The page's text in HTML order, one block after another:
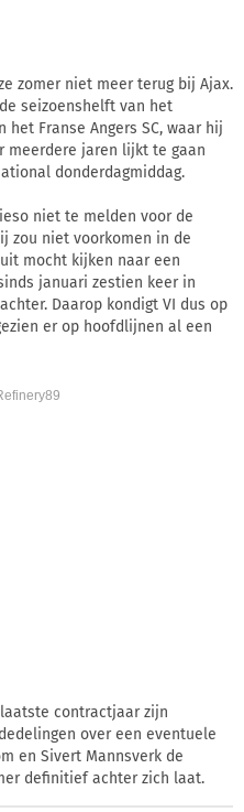
zomer niet meer terug bij Ajax.
seizoenshelft van het
Franse Angers SC, waar hij
meerdere jaren lijkt te gaan
donderdagmiddag.
niet te melden voor de
zou niet voorkomen in de
mocht kijken naar een
januari zestien keer in
Daarop kondigt VI dus op
er op hoofdlijnen al een
contractjaar zijn
over een eventuele
en Sivert Mannsverk de
definitief achter zich laat.